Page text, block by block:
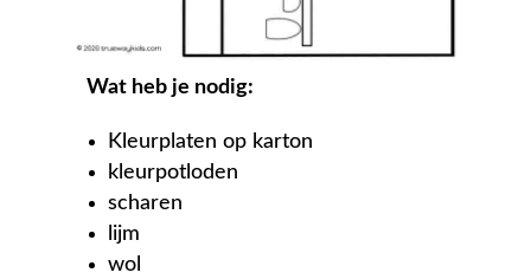
Wat heb je nodig:
Kleurplaten op karton
kleurpotloden
scharen
lijm
wol